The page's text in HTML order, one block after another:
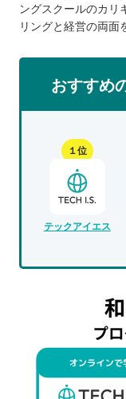
ングスクールのカリ
リングと経営の両面
おすすめ
１位
テックアイエス